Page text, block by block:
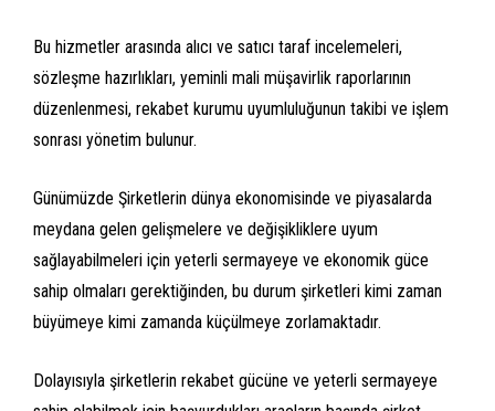
Bu hizmetler arasında alıcı ve satıcı taraf incelemeleri,
sözleşme hazırlıkları, yeminli mali müşavirlik raporlarının
düzenlenmesi, rekabet kurumu uyumluluğunun takibi ve işlem
sonrası yönetim bulunur.
Günümüzde Şirketlerin dünya ekonomisinde ve piyasalarda
meydana gelen gelişmelere ve değişikliklere uyum
sağlayabilmeleri için yeterli sermayeye ve ekonomik güce
sahip olmaları gerektiğinden, bu durum şirketleri kimi zaman
büyümeye kimi zamanda küçülmeye zorlamaktadır.
Dolayısıyla şirketlerin rekabet gücüne ve yeterli sermayeye